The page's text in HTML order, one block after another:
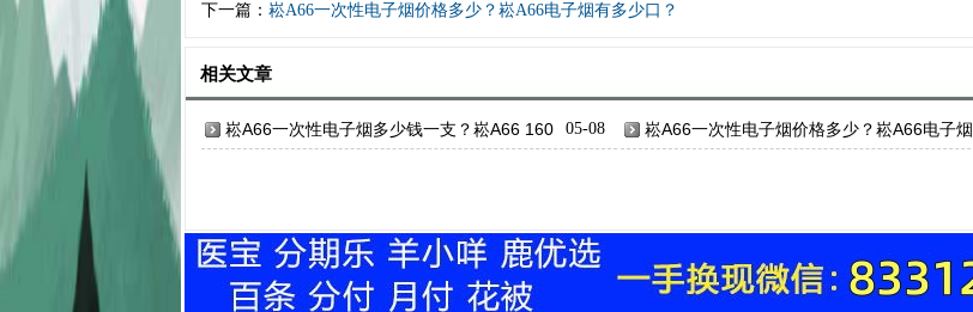
下一篇： 崧A66一次性电子烟价格多少？崧A66电子烟有多少口？
相关文章
05-08
崧A66一次性电子烟多少钱一支？崧A66 160 崧A66一次性电子烟价格多少？崧A66电子烟